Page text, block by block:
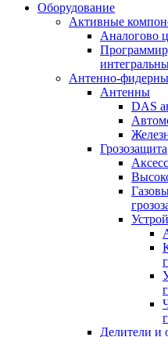
Оборудование
Активные
Аналогово
Антенно-
Антенны
DAS
Грозозащита
Делители и